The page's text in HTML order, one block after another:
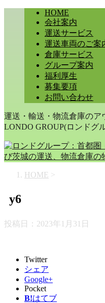
HOME
会社案内
運送サービス
運送車両のご案
倉庫サービス
グループ案内
福利厚生
募集要項
お問い合わせ
運送・輸送・物流倉庫のア
LONDO GROUP(ロンドグ
HOME >
y6
投稿日： 2023年1月31日
Twitter
シェア
Google+
Pocket
B!はてブ